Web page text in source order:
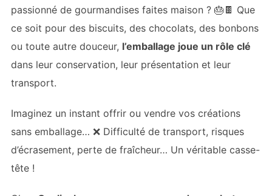
passionné de gourmandises faites maison ? 🎂🍫 Que
ce soit pour des biscuits, des chocolats, des bonbons
ou toute autre douceur, l’emballage joue un rôle clé
dans leur conservation, leur présentation et leur
transport.
Imaginez un instant offrir ou vendre vos créations
sans emballage… ❌ Difficulté de transport, risques
d’écrasement, perte de fraîcheur… Un véritable casse-
tête !